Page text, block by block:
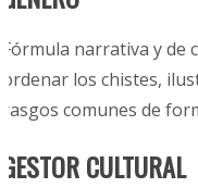
Fórmula narrativa y de
ordenar los chistes,
rasgos comunes de
GESTOR CULTURAL